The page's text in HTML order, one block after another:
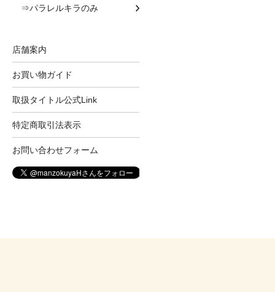
⇒パラレルキラのみ
店舗案内
お買い物ガイド
取扱タイトル公式Link
特定商取引法表示
お問い合わせフォーム